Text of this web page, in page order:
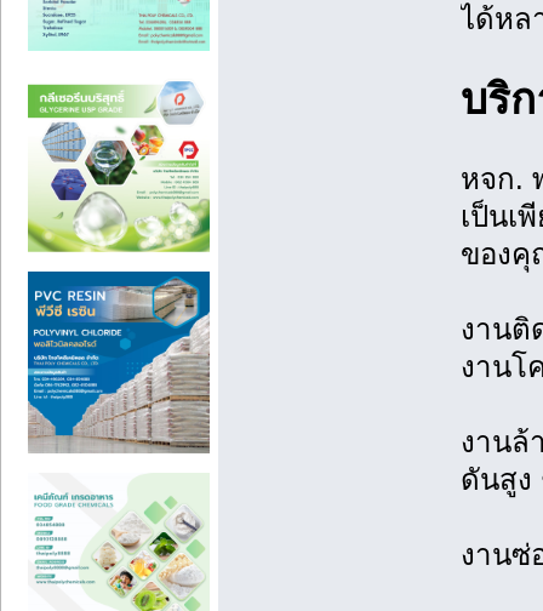
ได้หล
บริ
หจก.
เป็นเ
ของ
งานติ
งานโ
งานล้
ดันสูง
งานซ่